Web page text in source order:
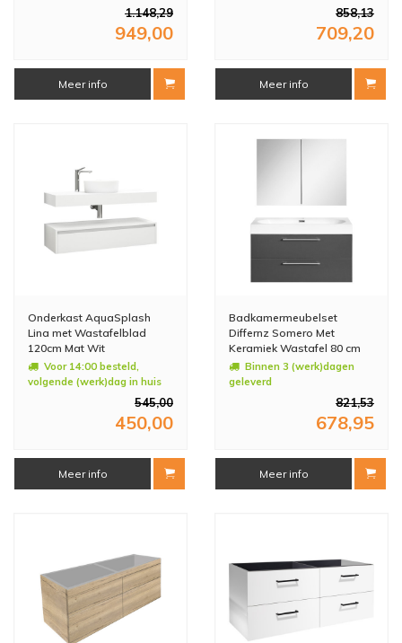
1.148,29
949,00
Meer info
858,13
709,20
Meer info
Onderkast AquaSplash
Lina met Wastafelblad
120cm Mat Wit
Voor 14:00 besteld,
volgende (werk)dag in huis
545,00
450,00
Meer info
Badkamermeubelset
Differnz Somero Met
Keramiek Wastafel 80 cm
Antraciet (Inc. Spiegelkast)
Binnen 3 (werk)dagen
geleverd
821,53
678,95
Meer info